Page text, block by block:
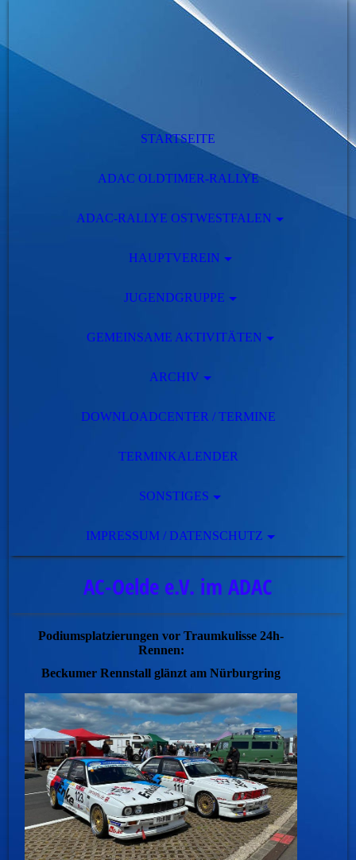
STARTSEITE
ADAC OLDTIMER-RALLYE
ADAC-RALLYE OSTWESTFALEN
HAUPTVEREIN
JUGENDGRUPPE
GEMEINSAME AKTIVITÄTEN
ARCHIV
DOWNLOADCENTER / TERMINE
TERMINKALENDER
SONSTIGES
IMPRESSUM / DATENSCHUTZ
AC-Oelde e.V. im ADAC
Podiumsplatzierungen vor Traumkulisse 24h-
Rennen:
Beckumer Rennstall glänzt am Nürburgring